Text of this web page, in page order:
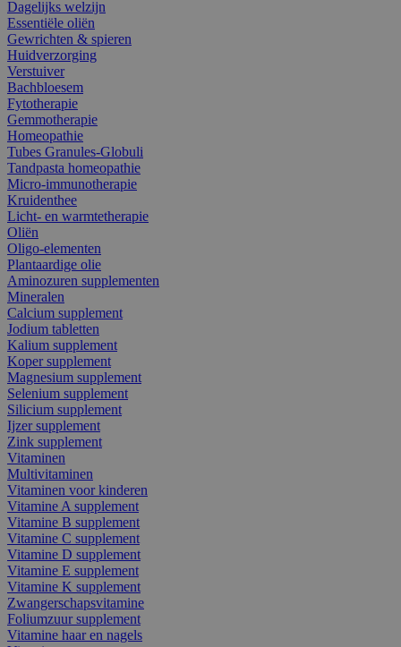
Dagelijks welzijn
Essentiële oliën
Gewrichten & spieren
Huidverzorging
Verstuiver
Bachbloesem
Fytotherapie
Gemmotherapie
Homeopathie
Tubes Granules-Globuli
Tandpasta homeopathie
Micro-immunotherapie
Kruidenthee
Licht- en warmtetherapie
Oliën
Oligo-elementen
Plantaardige olie
Aminozuren supplementen
Mineralen
Calcium supplement
Jodium tabletten
Kalium supplement
Koper supplement
Magnesium supplement
Selenium supplement
Silicium supplement
Ijzer supplement
Zink supplement
Vitaminen
Multivitaminen
Vitaminen voor kinderen
Vitamine A supplement
Vitamine B supplement
Vitamine C supplement
Vitamine D supplement
Vitamine E supplement
Vitamine K supplement
Zwangerschapsvitamine
Foliumzuur supplement
Vitamine haar en nagels